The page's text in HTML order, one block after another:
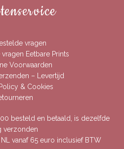
vragen
Eetbare Prints
Voorwaarden
– Levertijd
& Cookies
besteld en betaald, is dezelfde
verzonden
vanaf 65 euro inclusief BTW